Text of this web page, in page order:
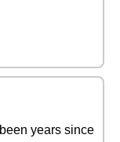
years since